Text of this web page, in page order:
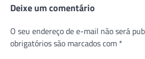
Deixe um comentário
O seu endereço de e-mail não será
obrigatórios são marcados com *